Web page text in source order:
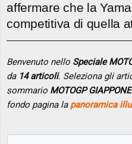
affermare che la
competitiva di quella
Benvenuto nello Speciale
da 14 articoli. Seleziona gli
sommario MOTOGP
fondo pagina la panoramica